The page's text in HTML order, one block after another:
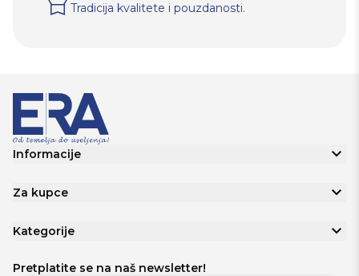
Tradicija kvalitete i pouzdanosti.
Informacije
Za kupce
Kategorije
Pretplatite se na naš newsletter!